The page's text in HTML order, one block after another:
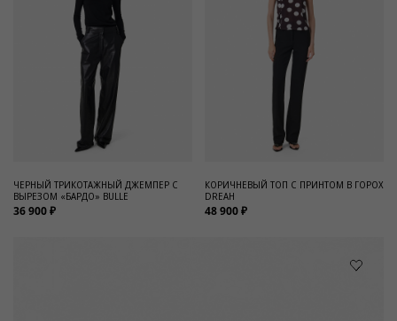
ЧЕРНЫЙ ТРИКОТАЖНЫЙ ДЖЕМПЕР С
ВЫРЕЗОМ «БАРДО» BULLE
36 900 ₽
КОРИЧНЕВЫЙ ТОП С ПРИНТОМ В ГОРОХ
DREAH
48 900 ₽